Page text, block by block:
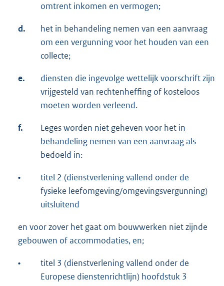
omtrent inkomen en vermogen;
d.
het in behandeling nemen van een aanvraag
om een vergunning voor het houden van een
collecte;
e.
diensten die ingevolge wettelijk voorschrift zijn
vrijgesteld van rechtenheffing of kosteloos
moeten worden verleend.
f.
Leges worden niet geheven voor het in
behandeling nemen van een aanvraag als
bedoeld in:
•
titel 2 (dienstverlening vallend onder de
fysieke leefomgeving/omgevingsvergunning)
uitsluitend
en voor zover het gaat om bouwwerken niet zijnde
gebouwen of accommodaties, en;
•
titel 3 (dienstverlening vallend onder de
Europese dienstenrichtlijn) hoofdstuk 3